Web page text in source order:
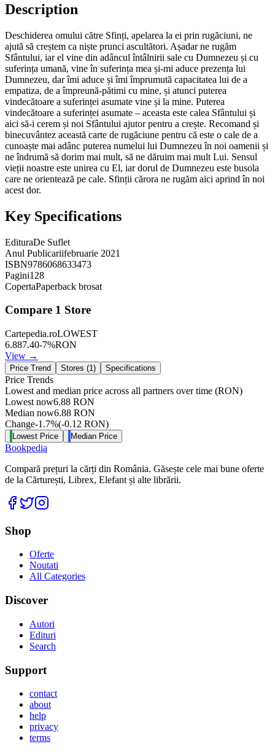
Description
Deschiderea omului către Sfinți, apelarea la ei prin rugăciuni, ne
ajută să creștem ca niște ­prunci ascultători. Așadar ne rugăm
Sfântului, iar el vine din adâncul întâlnirii sale cu Dumnezeu și cu
suferința umană, vine în suferința mea și-mi aduce prezența lui
Dumnezeu, dar îmi aduce și îmi împrumută capacitatea lui de a
empatiza, de a împreună-pătimi cu mine, și atunci pu­terea
vindecătoare a suferinței asumate vine și la mine. Puterea
vindecătoare a suferinței asumate – aceasta este calea Sfântului și
aici să-i cerem și noi Sfântului ajutor pentru a crește. Recomand și
binecuvântez această carte de rugăciune pentru că este o cale de a
cunoaște mai adânc puterea numelui lui Dumnezeu în noi oamenii și
ne îndrumă să dorim mai mult, să ne dăruim mai mult Lui. Sensul
vieții noastre este unirea cu El, iar dorul de Dumnezeu este busola
care ne orientează pe cale. Sfinții cărora ne rugăm aici aprind în noi
acest dor.
Key Specifications
EdituraDe Suflet
Anul Publicariifebruarie 2021
ISBN9786068633473
Pagini128
CopertaPaperback brosat
Compare 1 Store
Cartepedia.roLOWEST
6.887.40-7%RON
View →
Price Trend Stores (1 ) Specifications
Price Trends
Lowest and median price across all partners over time (RON)
Lowest now6.88 RON
Median now6.88 RON
Change-1.7%(-0.12 RON)
Lowest Price Median Price
Bookpedia
Compară prețuri la cărți din România. Găsește cele mai bune oferte
de la Cărturești, Librex, Elefant și alte librării.
Facebook
Twitter
Shop
Oferte
Noutati
All Categories
Discover
Autori
Edituri
Search
Support
contact
about
help
privacy
terms